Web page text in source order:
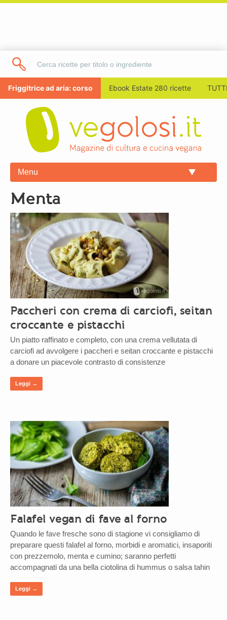
Friggitrice ad aria: corso Ebook Estate 280 ricette
Menu
menta
Paccheri con crema di carciofi, seitan
croccante e pistacchi
Un piatto raffinato e completo, con una crema vellutata di
carciofi ad avvolgere i paccheri e seitan croccante e pistacchi
a donare un piacevole contrasto di consistenze
Leggi →
Falafel vegan di fave al forno
Quando le fave fresche sono di stagione vi consigliamo di
preparare questi falafel al forno, morbidi e aromatici, insaporiti
con prezzemolo, menta e cumino; saranno perfetti
accompagnati da una bella ciotolina di hummus o salsa tahin
Leggi →